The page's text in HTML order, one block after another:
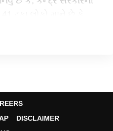
DISCLAIMER